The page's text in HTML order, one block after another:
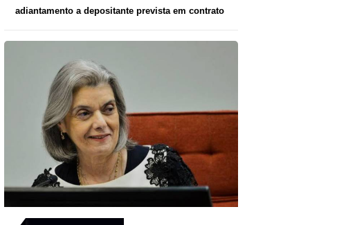
adiantamento a depositante prevista em contrato